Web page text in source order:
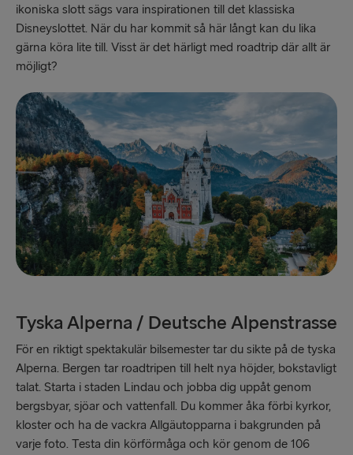
ikoniska slott sägs vara inspirationen till det klassiska
Disneyslottet. När du har kommit så här långt kan du lika
gärna köra lite till. Visst är det härligt med roadtrip där allt är
möjligt?
Tyska Alperna / Deutsche Alpenstrasse
För en riktigt spektakulär bilsemester tar du sikte på de tyska
Alperna. Bergen tar roadtripen till helt nya höjder, bokstavligt
talat. Starta i staden Lindau och jobba dig uppåt genom
bergsbyar, sjöar och vattenfall. Du kommer åka förbi kyrkor,
kloster och ha de vackra Allgäutopparna i bakgrunden på
varje foto. Testa din körförmåga och kör genom de 106